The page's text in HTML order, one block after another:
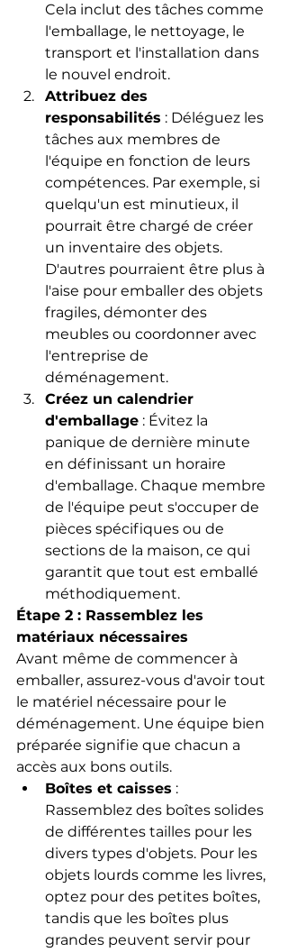
Cela inclut des tâches comme
l'emballage, le nettoyage, le
transport et l'installation dans
le nouvel endroit.
Attribuez des
responsabilités : Déléguez les
tâches aux membres de
l'équipe en fonction de leurs
compétences. Par exemple, si
quelqu'un est minutieux, il
pourrait être chargé de créer
un inventaire des objets.
D'autres pourraient être plus à
l'aise pour emballer des objets
fragiles, démonter des
meubles ou coordonner avec
l'entreprise de
déménagement.
Créez un calendrier
d'emballage : Évitez la
panique de dernière minute
en définissant un horaire
d'emballage. Chaque membre
de l'équipe peut s'occuper de
pièces spécifiques ou de
sections de la maison, ce qui
garantit que tout est emballé
méthodiquement.
Étape 2 : Rassemblez les
matériaux nécessaires
Avant même de commencer à
emballer, assurez-vous d'avoir tout
le matériel nécessaire pour le
déménagement. Une équipe bien
préparée signifie que chacun a
accès aux bons outils.
Boîtes et caisses :
Rassemblez des boîtes solides
de différentes tailles pour les
divers types d'objets. Pour les
objets lourds comme les livres,
optez pour des petites boîtes,
tandis que les boîtes plus
grandes peuvent servir pour